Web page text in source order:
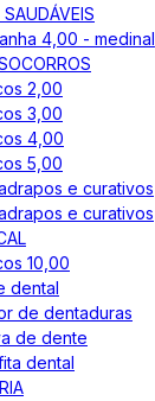
4,00 - medinal
2,00
3,00
4,00
5,00
e curativos
e curativos
10,00
dental
de dentaduras
de dente
dental